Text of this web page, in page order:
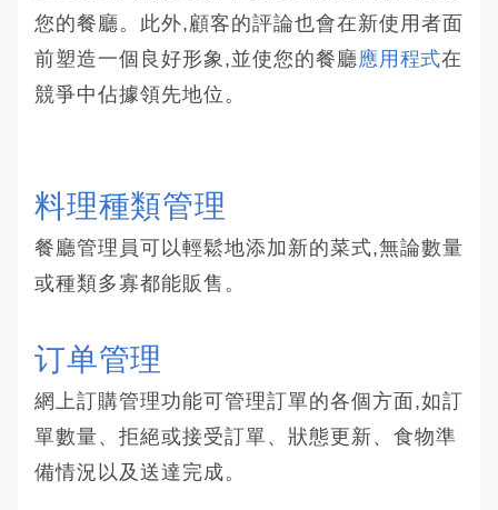
您的餐廳。此外,顧客的評論也會在新使用者面
前塑造一個良好形象,並使您的餐廳 應用程式在
競爭中佔據領先地位。
料理種類管理
餐廳管理員可以輕鬆地添加新的菜式,無論數量
或種類多寡都能販售。
订单管理
網上訂購管理功能可管理訂單的各個方面,如訂
單數量、拒絕或接受訂單、狀態更新、食物準
備情況以及送達完成。